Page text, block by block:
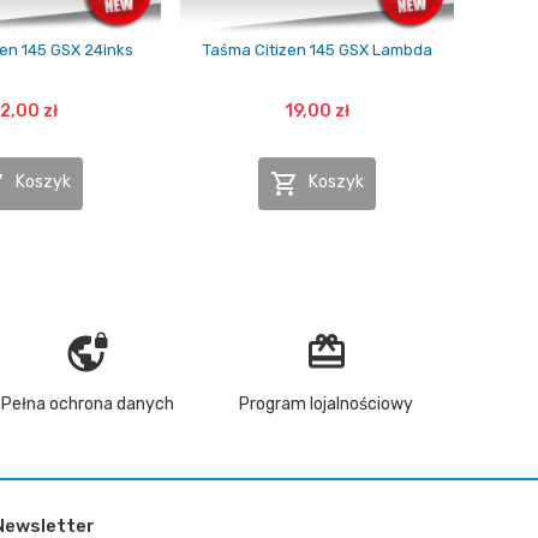
145 GSX 24inks
zł
Koszyk
Taśma Citizen 145 GSX Lambda
19,00 zł
 Koszyk
vpn_lock
Pełna ochrona danych
redeem
Program lojalnościowy